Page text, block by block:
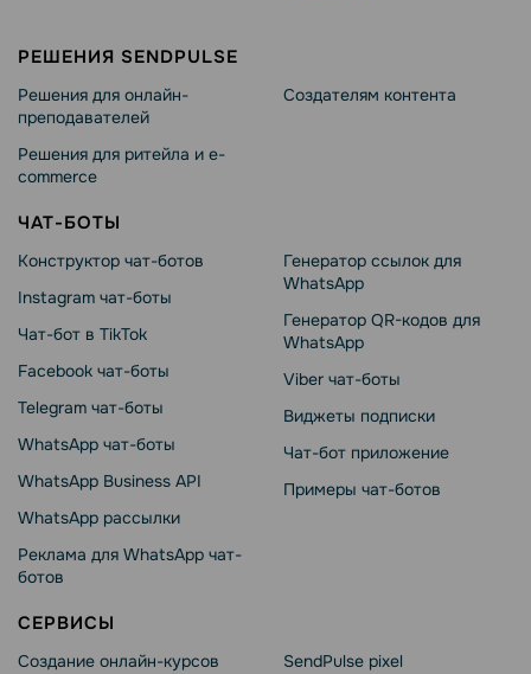
РЕШЕНИЯ SENDPULSE
Решения для онлайн-
преподавателей
Решения для ритейла и e-
commerce
Создателям контента
ЧАТ-БОТЫ
Конструктор чат-ботов
Instagram чат-боты
Чат-бот в TikTok
Facebook чат-боты
Telegram чат-боты
WhatsApp чат-боты
WhatsApp Business API
WhatsApp рассылки
Реклама для WhatsApp чат-
ботов
Генератор ссылок для
WhatsApp
Генератор QR-кодов для
WhatsApp
Viber чат-боты
Виджеты подписки
Чат-бот приложение
Примеры чат-ботов
СЕРВИСЫ
Создание онлайн-курсов
SendPulse pixel